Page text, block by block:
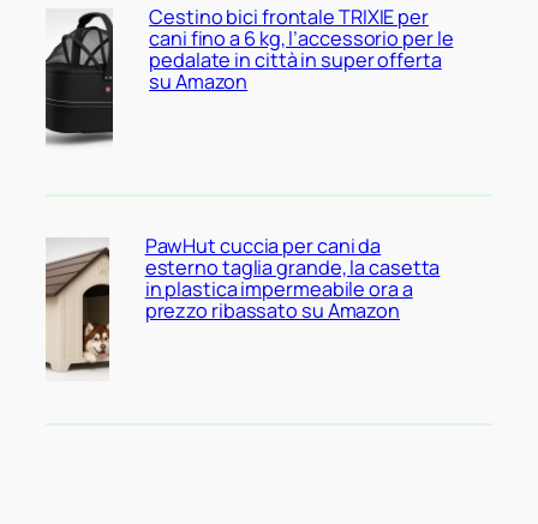
Cestino bici frontale TRIXIE per
cani fino a 6 kg, l’accessorio per le
pedalate in città in super offerta
su Amazon
PawHut cuccia per cani da
esterno taglia grande, la casetta
in plastica impermeabile ora a
prezzo ribassato su Amazon